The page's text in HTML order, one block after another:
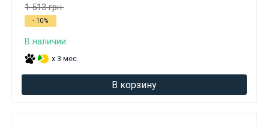
1 513 грн.
- 10%
В наличии
x 3 мес.
В корзину